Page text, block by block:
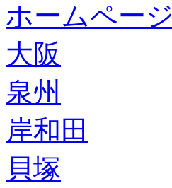
ホームページ
大阪
泉州
岸和田
貝塚